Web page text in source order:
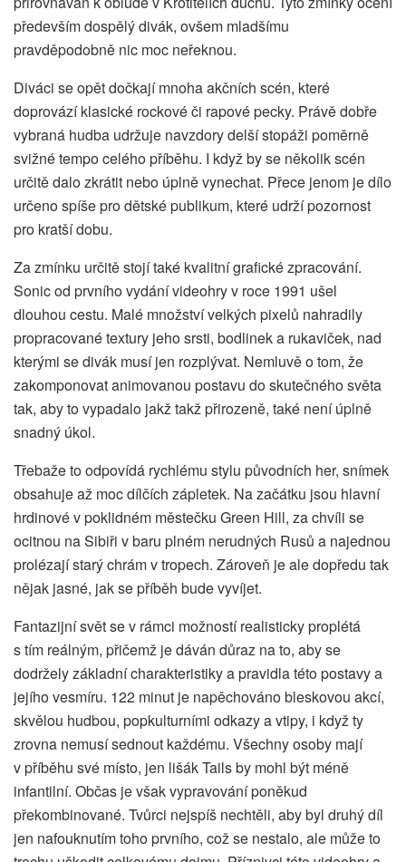
především dospělý divák, ovšem mladšímu
pravděpodobně nic moc neřeknou.
Diváci se opět dočkají mnoha akčních scén, které
doprovází klasické rockové či rapové pecky. Právě dobře
vybraná hudba udržuje navzdory delší stopáži poměrně
svižné tempo celého příběhu. I když by se několik scén
určitě dalo zkrátit nebo úplně vynechat. Přece jenom je dílo
určeno spíše pro dětské publikum, které udrží pozornost
pro kratší dobu.
Za zmínku určitě stojí také kvalitní grafické zpracování.
Sonic od prvního vydání videohry v roce 1991 ušel
dlouhou cestu. Malé množství velkých pixelů nahradily
propracované textury jeho srsti, bodlinek a rukaviček, nad
kterými se divák musí jen rozplývat. Nemluvě o tom, že
zakomponovat animovanou postavu do skutečného světa
tak, aby to vypadalo jakž takž přirozeně, také není úplně
snadný úkol.
Třebaže to odpovídá rychlému stylu původních her, snímek
obsahuje až moc dílčích zápletek. Na začátku jsou hlavní
hrdinové v poklidném městečku Green Hill, za chvíli se
ocitnou na Sibiři v baru plném nerudných Rusů a najednou
prolézají starý chrám v tropech. Zároveň je ale dopředu tak
nějak jasné, jak se příběh bude vyvíjet.
Fantazijní svět se v rámci možností realisticky proplétá
s tím reálným, přičemž je dáván důraz na to, aby se
dodržely základní charakteristiky a pravidla této postavy a
jejího vesmíru. 122 minut je napěchováno bleskovou akcí,
skvělou hudbou, popkulturními odkazy a vtipy, i když ty
zrovna nemusí sednout každému. Všechny osoby mají
v příběhu své místo, jen lišák Tails by mohl být méně
infantilní. Občas je však vypravování poněkud
překombinované. Tvůrci nejspíš nechtěli, aby byl druhý díl
jen nafouknutím toho prvního, což se nestalo, ale může to